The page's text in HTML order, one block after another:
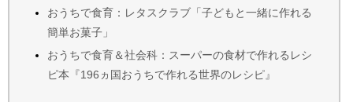
おうちで食育：レタスクラブ「子どもと一緒に作れる
簡単お菓子」
おうちで食育＆社会科：スーパーの食材で作れるレシ
ピ本『196ヵ国おうちで作れる世界のレシピ』